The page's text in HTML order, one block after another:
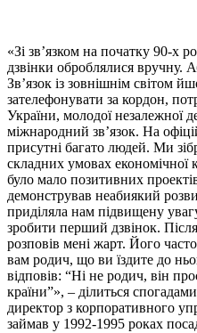
«Зі зв’язком на початку 90-х
дзвінки оброблялися вручну.
Зв’язок із зовнішнім світом
зателефонувати за кордон,
України, молодої незалежної
міжнародний зв’язок. На
присутні багато людей. Ми
складних умовах економічної
було мало позитивних
демонстрував неабиякий
приділяла нам підвищену
зробити перший дзвінок.
розповів мені жарт. Його
вам родич, що ви їздите до
відповів: “Ні не родич, він
країни”», – ділиться
директор з корпоративного
займав у 1992-1995 роках